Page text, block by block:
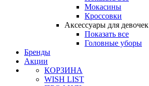
Мокасины
Кроссовки
Аксессуары для девочек
Показать все
Головные уборы
Бренды
Акции
КОРЗИНА
WISH LIST